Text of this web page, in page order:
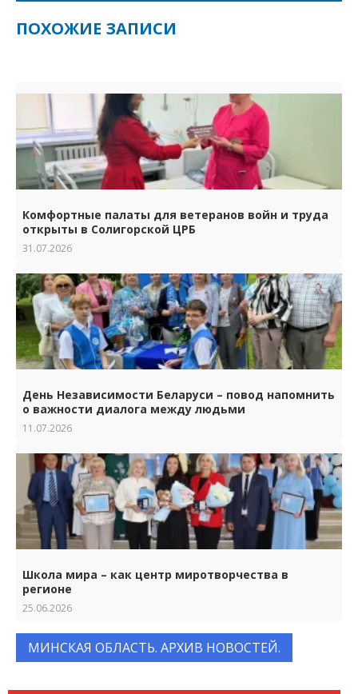
ПОХОЖИЕ ЗАПИСИ
Комфортные палаты для ветеранов войн и труда
открыты в Солигорской ЦРБ
31.07.2026
День Независимости Беларуси – повод напомнить
о важности диалога между людьми
11.07.2026
Школа мира – как центр миротворчества в
регионе
25.06.2026
МИНСКАЯ ОБЛАСТЬ. АРХИВ НОВОСТЕЙ.